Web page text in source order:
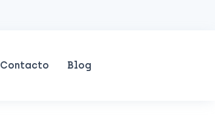
Contacto Blog